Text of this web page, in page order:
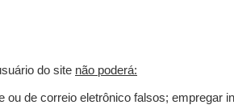
do site não poderá:
de correio eletrônico falsos; empregar